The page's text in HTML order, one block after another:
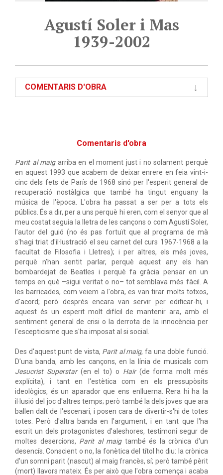
Agustí Soler i Mas
1939-2002
COMENTARIS D'OBRA
Comentaris d'obra
Parit al maigarriba en el moment just i no solament perquè
en aquest 1993 que acabem de deixar enrere en feia vint-i-
cinc dels fets de París de 1968 sinó per l'esperit general de
recuperació nostàlgica que també ha tingut enguany la
música de l'època. L'obra ha passat a ser per a tots els
públics. És a dir, per a uns perquè hi eren, com el senyor que al
meu costat seguia la lletra de les cançons o com Agustí Soler,
l'autor del guió (no és pas fortuït que al programa de mà
s'hagi triat d'il·lustració el seu carnet del curs 1967-1968 a la
facultat de Filosofia i Lletres); i per altres, els més joves,
perquè n'han sentit parlar, perquè aquest any els han
bombardejat de Beatles i perquè fa gràcia pensar en un
temps en què –sigui veritat o no– tot semblava més fàcil. A
les barricades, com veiem a l'obra, es van tirar molts totxos,
d'acord; però després encara van servir per edificar-hi, i
aquest és un esperit molt difícil de mantenir ara, amb el
sentiment general de crisi o la derrota de la innocència per
l'escepticisme que s'ha imposat al si social.
Des d'aquest punt de vista, Parit al maig, fa una doble funció.
D'una banda, amb les cançons, en la línia de musicals com
Jesucrist Superstar(en el to) o Hair(de forma molt més
explícita), i tant en l'estètica com en els pressupòsits
ideològics, és un aparador que ens enlluerna. Rera hi ha la
il·lusió del joc d'altres temps; però també la dels joves que ara
ballen dalt de l'escenari, i posen cara de divertir-s'hi de totes
totes. Però d'altra banda en l'argument, i en tant que l'ha
escrit un dels protagonistes d'aleshores, testimoni segur de
moltes desercions, Parit al maigtambé és la crònica d'un
desencís. Conscient o no, la fonètica del títol ho diu: la crònica
d'un somni parit (nascut) al maig francès, sí; però també pèrit
(mort) llavors mateix. És per això que l'obra comença i acaba